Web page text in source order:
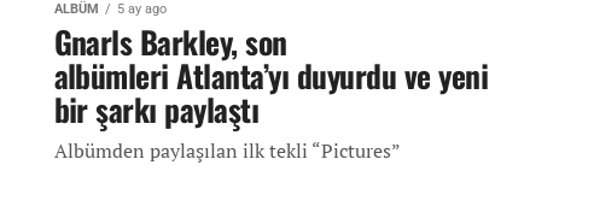
ALBÜM 5 ay ago
Gnarls Barkley, son
albümleri Atlanta’yı duyurdu ve yeni
bir şarkı paylaştı
Albümden paylaşılan ilk tekli “Pictures”